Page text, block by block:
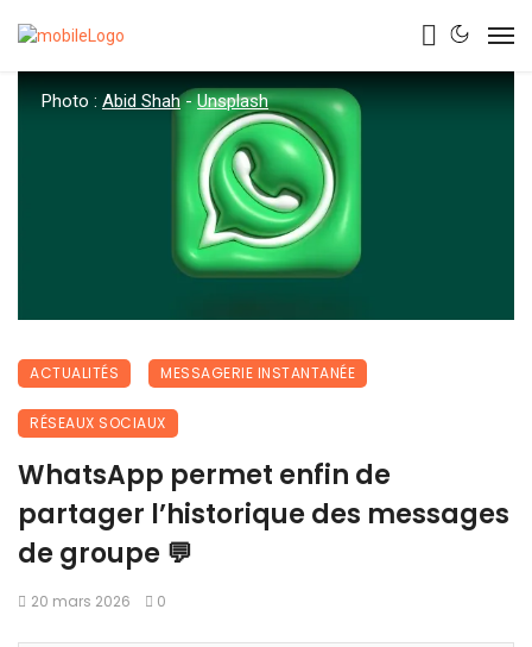
Photo : Abid Shah-Unsplash
ACTUALITÉS MESSAGERIE INSTANTANÉE
RÉSEAUX SOCIAUX
WhatsApp permet enfin de
partager l’historique des messages
de groupe 💬
20 mars 2026 0